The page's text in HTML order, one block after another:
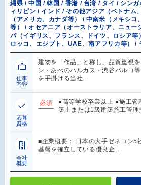
縄県 / 中国 / 韓国 / 香港 / 台湾 / タイ / シン
ィリピン / インド / その他アジア（ベトナム
（アメリカ、カナダ等） / 中南米（メキシ
等） / オセアニア（オーストラリア、ニュー
パ（イギリス、フランス、ドイツ、ロシア
ロッコ、エジプト、UAE、南アフリカ等） /
仕事
内容
建物を「作品」と称し、品質重視
ン・あべのハルカス・渋谷パルコ
を手掛ける当社…
応募
資格
必須
●高等学校卒業以上 ●施工
築士または1級建築施工管
会社
概要
■企業概要： 日本の大手ゼネコン5
基盤を確立している優良企…